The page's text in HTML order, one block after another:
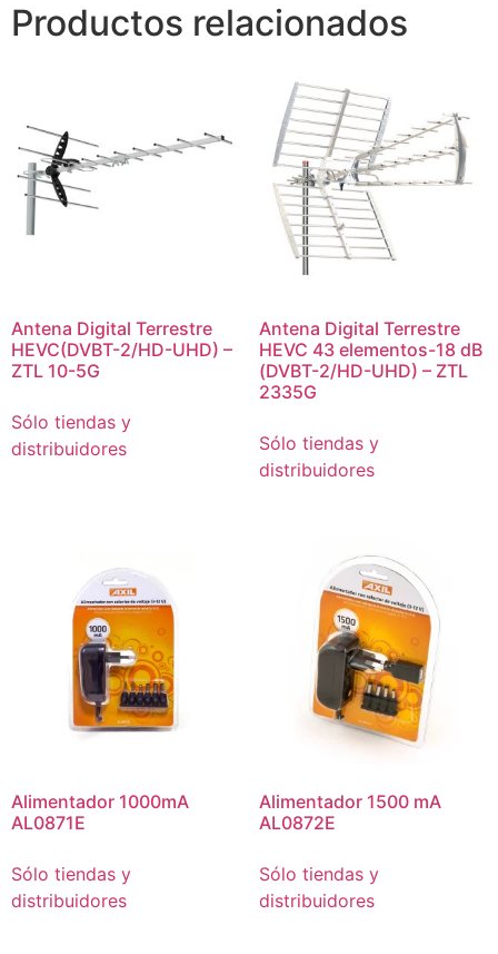
Productos relacionados
Antena Digital Terrestre
HEVC(DVBT-2/HD-UHD) –
ZTL 10-5G
Sólo tiendas y
distribuidores
Antena Digital Terrestre
HEVC 43 elementos-18 dB
(DVBT-2/HD-UHD) – ZTL
2335G
Sólo tiendas y
distribuidores
Alimentador 1000mA
AL0871E
Sólo tiendas y
distribuidores
Alimentador 1500 mA
AL0872E
Sólo tiendas y
distribuidores